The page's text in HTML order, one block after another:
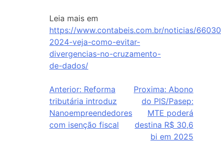
Leia mais em
https://www.contabeis.com.br/noticias/
2024-veja-como-evitar-
divergencias-no-cruzamento-
de-dados/
Anterior: Reforma
tributária introduz
Nanoempreendedores
com isenção fiscal
Proxima: Abono
do PIS/Pasep:
MTE poderá
destina R$ 30,6
bi em 2025